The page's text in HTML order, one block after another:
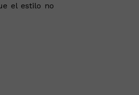
en el carrito.
el estilo no